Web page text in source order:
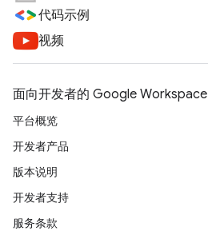
代码示例
视频
面向开发者的 Google Workspace
平台概览
开发者产品
版本说明
开发者支持
服务条款